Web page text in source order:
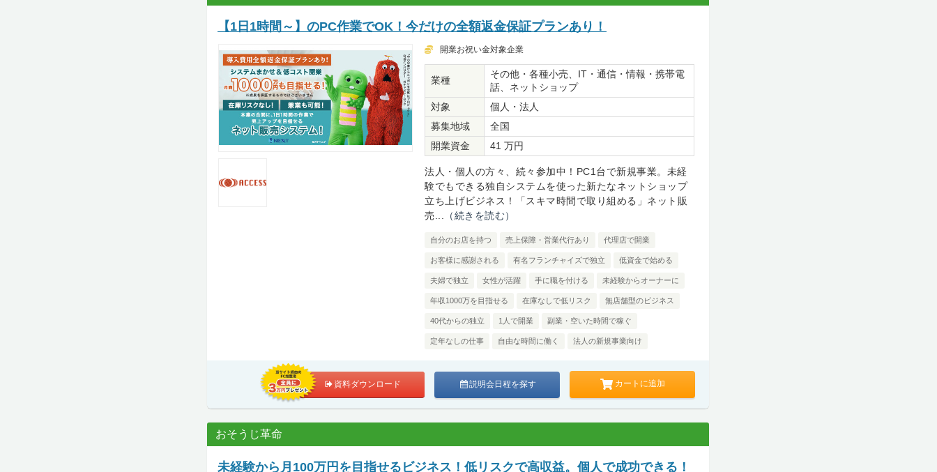
【1日1時間～】のPC作業でOK！今だけの全額返金保証プランあり！
開業お祝い金対象企業
業種
その他・各種小売、IT・通信・情報・携帯電
話、ネットショップ
対象
個人・法人
募集地域
全国
開業資金
41 万円
法人・個人の方々、続々参加中！PC1台で新規事業。未経
験でもできる独自システムを使った新たなネットショップ
立ち上げビジネス！「スキマ時間で取り組める」ネット販
売...
（続きを読む）
自分のお店を持つ 売上保障・営業代行あり 代理店で開業
お客様に感謝される 有名フランチャイズで独立 低資金で始める
夫婦で独立 女性が活躍 手に職を付ける 未経験からオーナーに
年収1000万を目指せる 在庫なしで低リスク 無店舗型のビジネス
40代からの独立 1人で開業 副業・空いた時間で稼ぐ
定年なしの仕事 自由な時間に働く 法人の新規事業向け
資料ダウンロード 説明会日程を探す カートに追加
おそうじ革命
未経験から月100万円を目指せるビジネス！低リスクで高収益。個人で成功できる！